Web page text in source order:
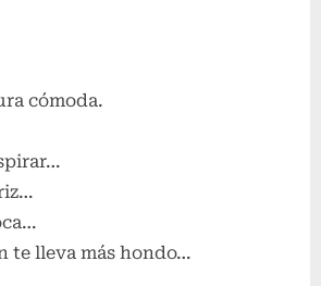
cómoda.
te lleva más hondo…